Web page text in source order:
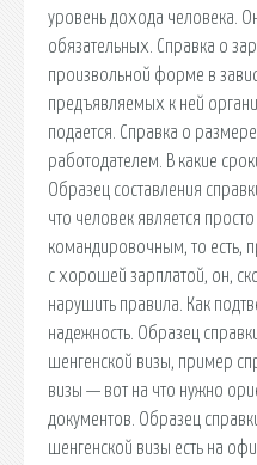
уровень дохода человека.
обязательных. Справка о
произвольной форме в
предъявляемых к ней
подается. Справка о
работодателем. В какие
Образец составления
что человек является
командировочным, то есть,
с хорошей зарплатой, он,
нарушить правила. Как
надежность. Образец
шенгенской визы, пример
визы — вот на что нужно
документов. Образец
шенгенской визы есть на